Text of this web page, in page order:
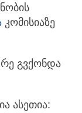
კომისიაზე
გვქონდა
ასეთია: